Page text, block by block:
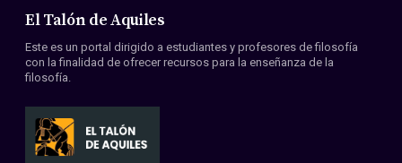
Miembros
Convenios
El Talón de Aquiles
Este es un portal dirigido a estudiantes y profesores de filosofía
con la finalidad de ofrecer recursos para la enseñanza de la
filosofía.